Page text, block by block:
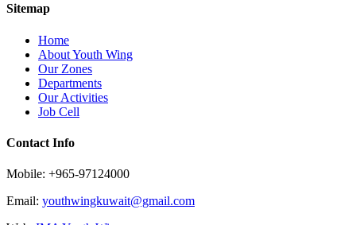
Sitemap
Home
About Youth Wing
Our Zones
Departments
Our Activities
Job Cell
Contact Info
Mobile: +965-97124000
Email: youthwingkuwait@gmail.com